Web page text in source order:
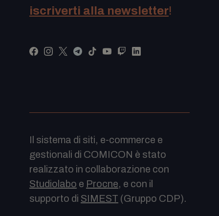
iscriverti alla newsletter!
Il sistema di siti, e-commerce e
gestionali di COMICON è stato
realizzato in collaborazione con
Studiolabo e Procne, e con il
supporto di SIMEST (Gruppo CDP).